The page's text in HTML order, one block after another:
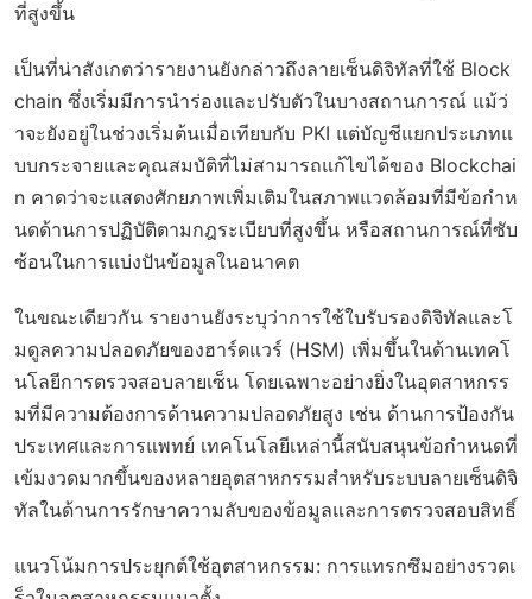
ที่สูงขึ้น
เป็นที่น่าสังเกตว่ารายงานยังกล่าวถึงลายเซ็นดิจิทัลที่ใช้ Block
chain ซึ่งเริ่มมีการนำร่องและปรับตัวในบางสถานการณ์ แม้ว่
าจะยังอยู่ในช่วงเริ่มต้นเมื่อเทียบกับ PKI แต่บัญชีแยกประเภทแ
บบกระจายและคุณสมบัติที่ไม่สามารถแก้ไขได้ของ Blockchai
n คาดว่าจะแสดงศักยภาพเพิ่มเติมในสภาพแวดล้อมที่มีข้อกำห
นดด้านการปฏิบัติตามกฎระเบียบที่สูงขึ้น หรือสถานการณ์ที่ซับ
ซ้อนในการแบ่งปันข้อมูลในอนาคต
ในขณะเดียวกัน รายงานยังระบุว่าการใช้ใบรับรองดิจิทัลและโ
มดูลความปลอดภัยของฮาร์ดแวร์ (HSM) เพิ่มขึ้นในด้านเทคโ
นโลยีการตรวจสอบลายเซ็น โดยเฉพาะอย่างยิ่งในอุตสาหกรร
มที่มีความต้องการด้านความปลอดภัยสูง เช่น ด้านการป้องกัน
ประเทศและการแพทย์ เทคโนโลยีเหล่านี้สนับสนุนข้อกำหนดที่
เข้มงวดมากขึ้นของหลายอุตสาหกรรมสำหรับระบบลายเซ็นดิจิ
ทัลในด้านการรักษาความลับของข้อมูลและการตรวจสอบสิทธิ์
แนวโน้มการประยุกต์ใช้อุตสาหกรรม: การแทรกซึมอย่างรวดเ